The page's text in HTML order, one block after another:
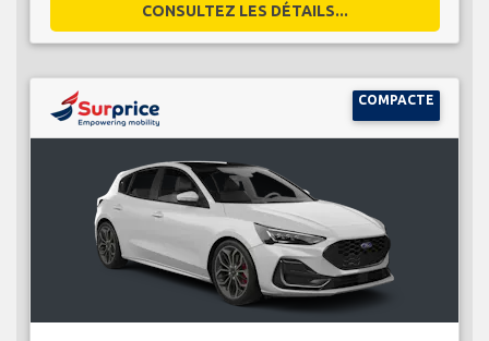
CONSULTEZ LES DÉTAILS...
COMPACTE